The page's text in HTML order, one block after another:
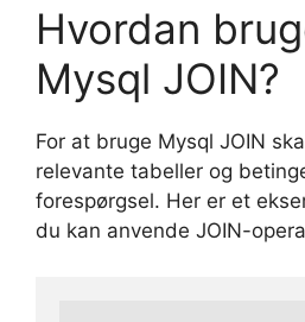
Hvordan
Mysql JOIN?
For at bruge Mysql JOIN
relevante tabeller og
forespørgsel. Her er et
du kan anvende JOIN-